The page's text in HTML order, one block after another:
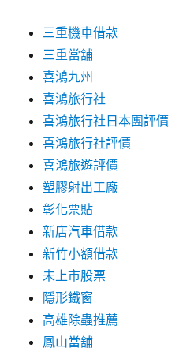
三重機車借款
三重當舖
喜鴻九州
喜鴻旅行社
喜鴻旅行社日本團評價
喜鴻旅行社評價
喜鴻旅遊評價
塑膠射出工廠
彰化票貼
新店汽車借款
新竹小額借款
未上市股票
隱形鐵窗
高雄除蟲推薦
鳳山當舖